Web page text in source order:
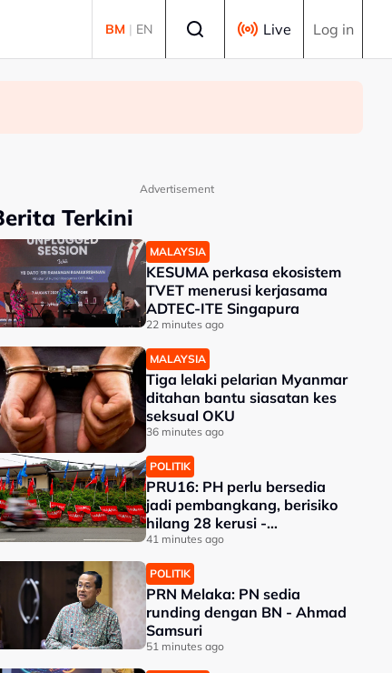
BM | EN Live Log in
Advertisement
Terkini
MALAYSIA
KESUMA perkasa ekosistem
TVET menerusi kerjasama
ADTEC-ITE Singapura
22 minutes ago
MALAYSIA
Tiga lelaki pelarian Myanmar
ditahan bantu siasatan kes
seksual OKU
36 minutes ago
POLITIK
PRU16: PH perlu bersedia
jadi pembangkang, berisiko
hilang 28 kerusi -
Penganalisis
41 minutes ago
POLITIK
PRN Melaka: PN sedia
runding dengan BN - Ahmad
Samsuri
51 minutes ago